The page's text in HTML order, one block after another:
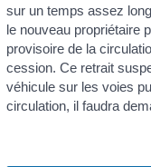
sur un temps assez
le nouveau propriétaire
provisoire de la
cession. Ce retrait
véhicule sur les voies
circulation, il faudra